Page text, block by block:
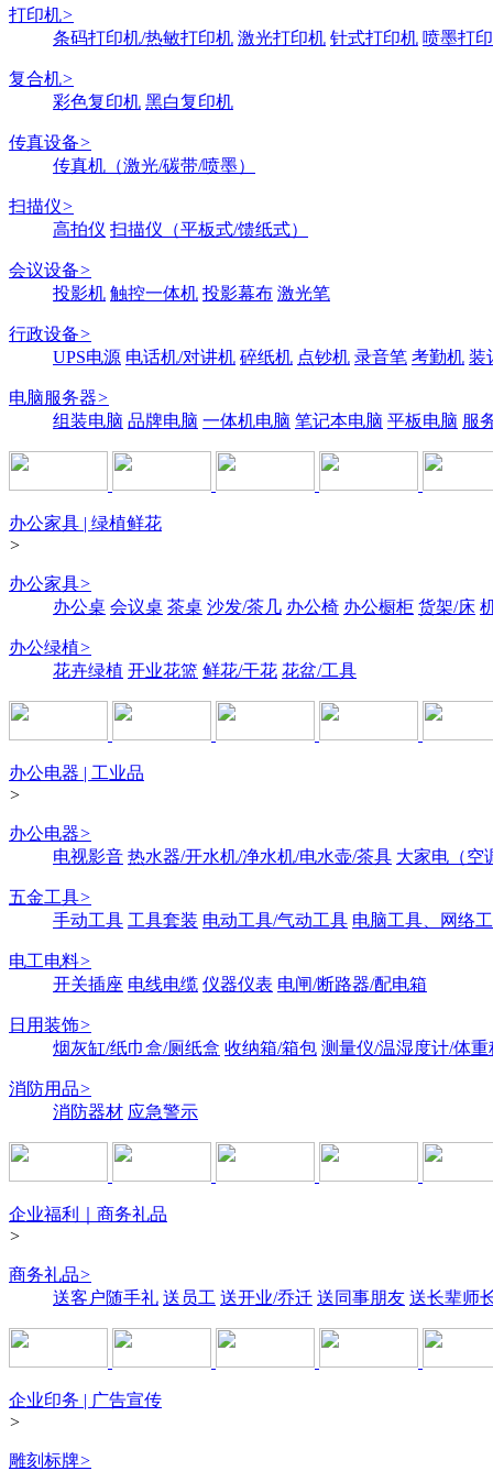
打印机>
条码打印机/热敏打印机 激光打印机 针式打印机 喷墨打
复合机>
彩色复印机 黑白复印机
传真设备>
传真机（激光/碳带/喷墨）
扫描仪>
高拍仪 扫描仪（平板式/馈纸式）
会议设备>
投影机 触控一体机 投影幕布 激光笔
行政设备>
UPS电源 电话机/对讲机 碎纸机 点钞机 录音笔 考勤机 装
电脑服务器>
组装电脑 品牌电脑 一体机电脑 笔记本电脑 平板电脑 服
办公家具 | 绿植鲜花
>
办公家具>
办公桌 会议桌 茶桌 沙发/茶几 办公椅 办公橱柜 货架/床
办公绿植>
花卉绿植 开业花篮 鲜花/干花 花盆/工具
办公电器 | 工业品
>
办公电器>
电视影音 热水器/开水机/净水机/电水壶/茶具 大家电（空
五金工具>
手动工具 工具套装 电动工具/气动工具 电脑工具、网络
电工电料>
开关插座 电线电缆 仪器仪表 电闸/断路器/配电箱
日用装饰>
烟灰缸/纸巾盒/厕纸盒 收纳箱/箱包 测量仪/温湿度计/体重
消防用品>
消防器材 应急警示
企业福利｜商务礼品
>
商务礼品>
送客户随手礼 送员工 送开业/乔迁 送同事朋友 送长辈师
企业印务 | 广告宣传
>
雕刻标牌>